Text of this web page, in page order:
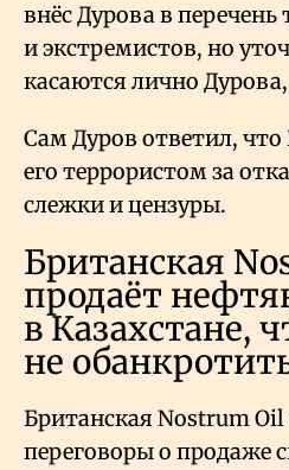
внёс Дурова в перечень
и экстремистов, но
касаются лично
Сам Дуров ответил, что
его террористом за
слежки и цензуры.
Британская
продаёт
в Казахстане,
не
Британская Nostrum Oil
переговоры о продаже